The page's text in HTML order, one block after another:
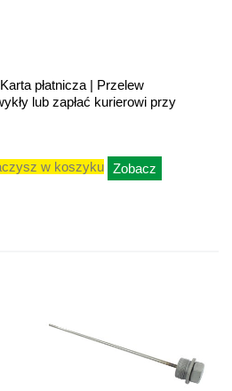
płatnicza | Przelew
lub zapłać kurierowi przy
w koszyku Zobacz